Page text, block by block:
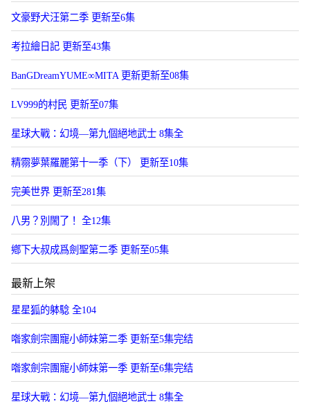
文豪野犬汪第二季 更新至6集
考拉繪日記 更新至43集
BanGDreamYUME∞MITA 更新更新至08集
LV999的村民 更新至07集
星球大戰：幻境—第九個絕地武士 8集全
精霛夢葉羅麗第十一季（下） 更新至10集
完美世界 更新至281集
八男？別閙了！ 全12集
鄕下大叔成爲劍聖第二季 更新至05集
最新上架
星星狐的躰騐 全104
喒家劍宗團寵小師妹第二季 更新至5集完结
喒家劍宗團寵小師妹第一季 更新至6集完结
星球大戰：幻境—第九個絕地武士 8集全